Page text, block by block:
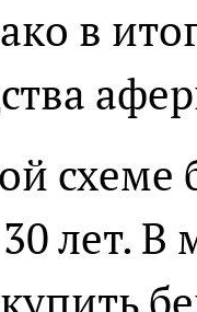
в
лет. В